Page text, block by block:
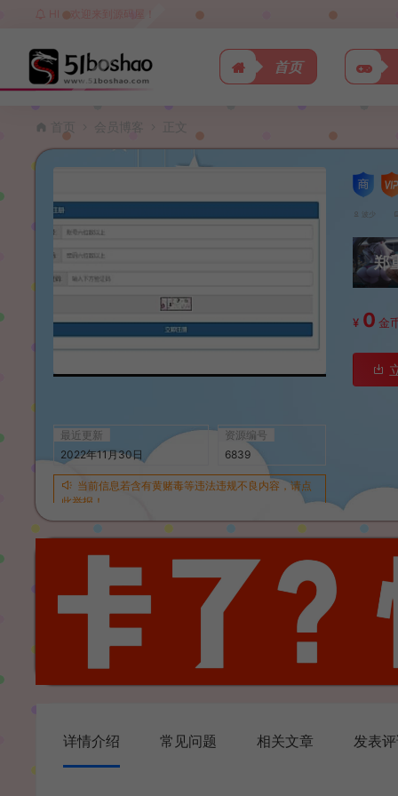
HI，欢迎来到源码屋！
首页
首页 会员博客 正文
最近更新
2022年11月30日
资源编号
6839
当前信息若含有黄赌毒等违法违规不良内容，请点
此举报！
波少
郑
¥ 0 金
详情介绍 常见问题 相关文章 发表